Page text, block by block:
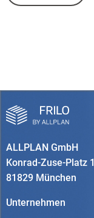
ALLPLAN GmbH
Konrad-Zuse-Platz 1
81829 München
Unternehmen